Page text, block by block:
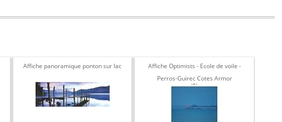
Affiche panoramique ponton sur lac
Affiche Optimists - Ecole de voile -
Perros-Guirec Cotes Armor